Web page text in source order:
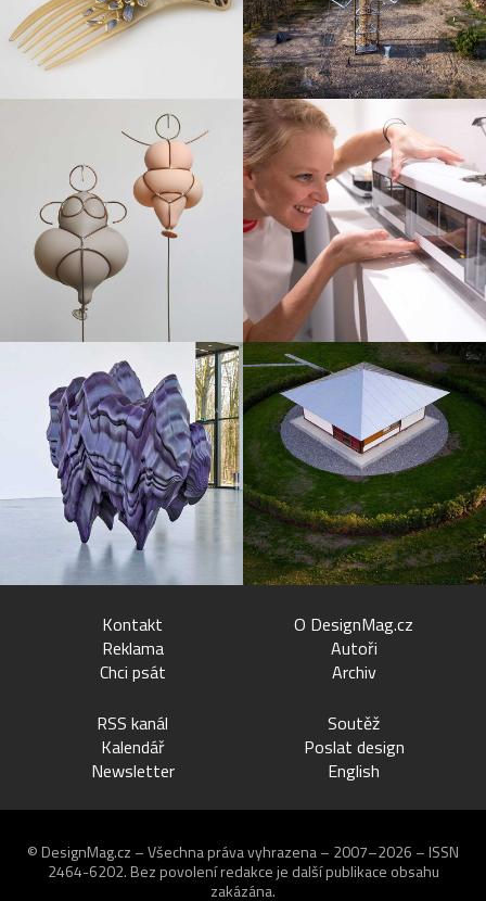
Kontakt
Reklama
Chci psát
O DesignMag.cz
Autoři
Archiv
RSS kanál
Kalendář
Newsletter
Soutěž
Poslat design
English
© DesignMag.cz – Všechna práva vyhrazena – 2007–2026 – ISSN
2464-6202. Bez povolení redakce je další publikace obsahu
zakázána.